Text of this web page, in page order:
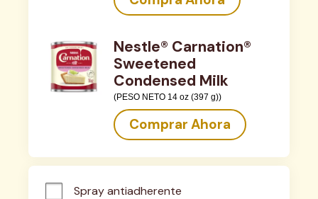
Nestle® Carnation®
Sweetened
Condensed Milk
(PESO NETO 14 oz (397 g))
Comprar Ahora
Spray antiadherente